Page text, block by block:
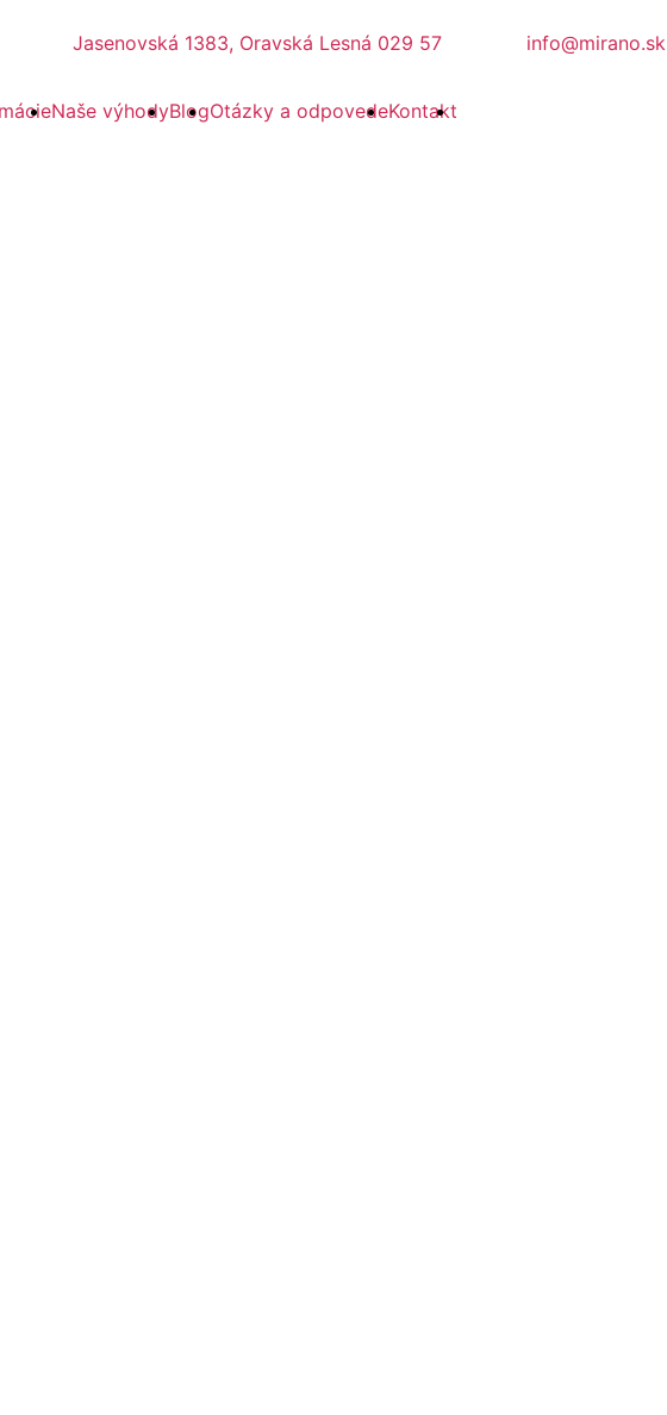
Jasenovská 1383, Oravská Lesná 029 57 info@mirano.sk
Naše výhodyBlogOtázky a odpovedeKontakt